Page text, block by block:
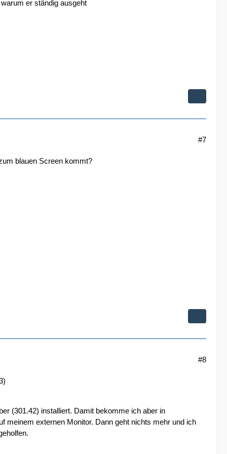
er ständig ausgeht
#7
blauen Screen kommt?
#8
(301.42) installiert. Damit bekomme ich aber in
meinem externen Monitor. Dann geht nichts mehr und ich